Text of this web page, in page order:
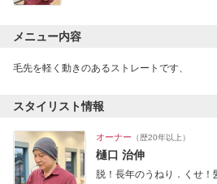
メニュー内容
毛先を軽く動きのあるストレートです、
スタイリスト情報
オーナー （歴20年以上）
樋口 治伸
脱！長年のうねり．くせ！